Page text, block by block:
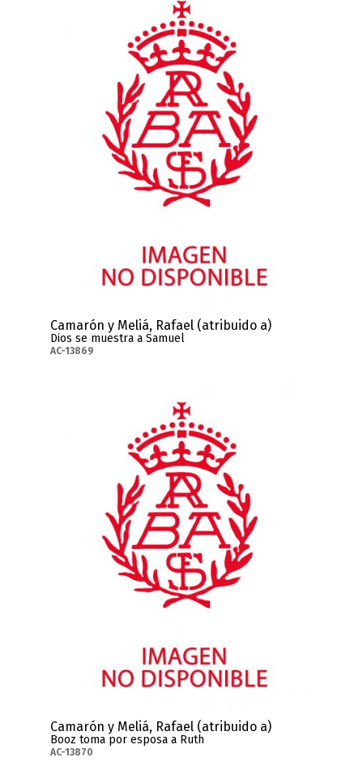
Camarón y Meliá, Rafael (atribuido a)
Dios se muestra a Samuel
AC-13869
Camarón y Meliá, Rafael (atribuido a)
Booz toma por esposa a Ruth
AC-13870